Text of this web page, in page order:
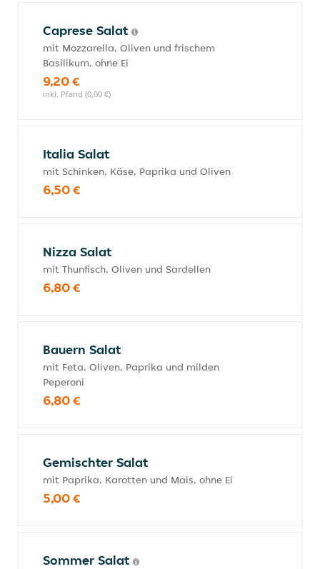
Caprese Salat
mit Mozzarella, Oliven und frischem
Basilikum, ohne Ei
9,20 €
inkl. Pfand (0,00 €)
Italia Salat
mit Schinken, Käse, Paprika und Oliven
6,50 €
Nizza Salat
mit Thunfisch, Oliven und Sardellen
6,80 €
Bauern Salat
mit Feta, Oliven, Paprika und milden
Peperoni
6,80 €
Gemischter Salat
mit Paprika, Karotten und Mais, ohne Ei
5,00 €
Sommer Salat